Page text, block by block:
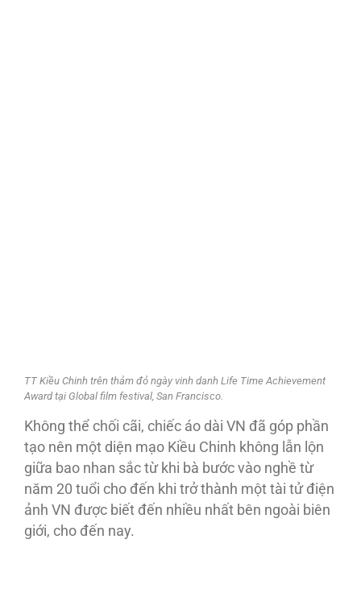
TT Kiều Chinh trên thảm đỏ ngày vinh danh Life Time Achievement
Award tại Global film festival, San Francisco.
Không thể chối cãi, chiếc áo dài VN đã góp phần
tạo nên một diện mạo Kiều Chinh không lẫn lộn
giữa bao nhan sắc từ khi bà bước vào nghề từ
năm 20 tuổi cho đến khi trở thành một tài tử điện
ảnh VN được biết đến nhiều nhất bên ngoài biên
giới, cho đến nay.